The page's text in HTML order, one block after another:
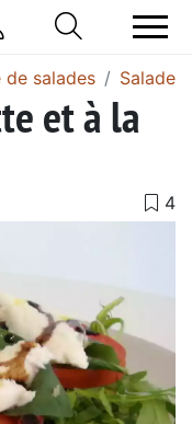
de salades Salade
et à la